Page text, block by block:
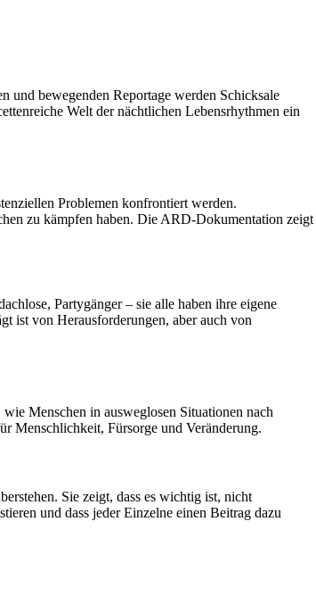
und bewegenden Reportage werden Schicksale
Welt der nächtlichen Lebensrhythmen ein
Problemen konfrontiert werden.
zu kämpfen haben. Die ARD-Dokumentation zeigt
Partygänger – sie alle haben ihre eigene
ist von Herausforderungen, aber auch von
Menschen in ausweglosen Situationen nach
Menschlichkeit, Fürsorge und Veränderung.
Sie zeigt, dass es wichtig ist, nicht
und dass jeder Einzelne einen Beitrag dazu